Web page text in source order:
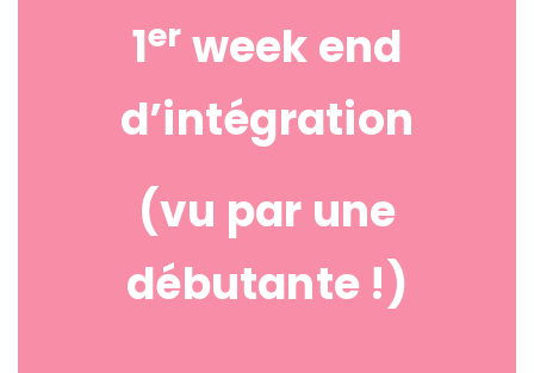
1er week end
d’intégration
(vu par une
débutante !)